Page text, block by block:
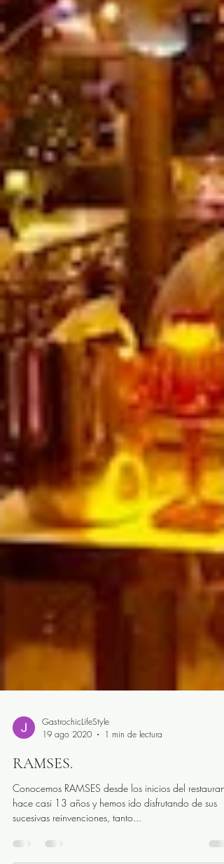
GastrochicLifeStyle
19 ago 2020
RAMSES.
Conocemos RAMSES desde los inicios del
hace casi 13 años y hemos ido disfrutando de sus